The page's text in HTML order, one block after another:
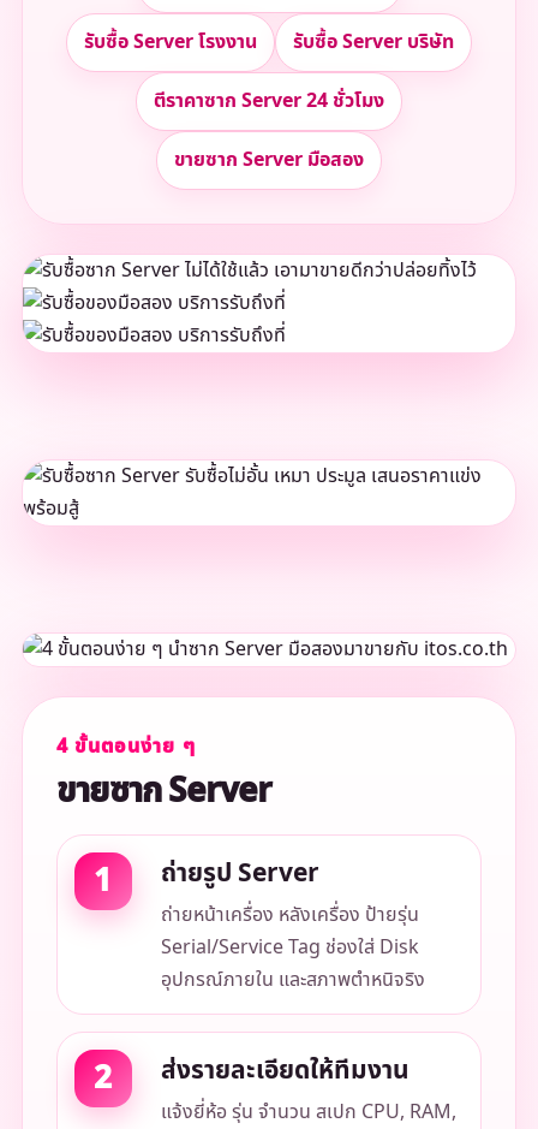
รับซื้อ Server โรงงาน รับซื้อ Server บริษัท
ตีราคาซาก Server 24 ชั่วโมง
ขายซาก Server มือสอง
4 ขั้นตอนง่าย ๆ
ขายซาก Server
ถ่ายรูป Server
ถ่ายหน้าเครื่อง หลังเครื่อง ป้ายรุ่น
Serial/Service Tag ช่องใส่ Disk
อุปกรณ์ภายใน และสภาพตำหนิจริง
ส่งรายละเอียดให้ทีมงาน
แจ้งยี่ห้อ รุ่น จำนวน สเปก CPU, RAM,